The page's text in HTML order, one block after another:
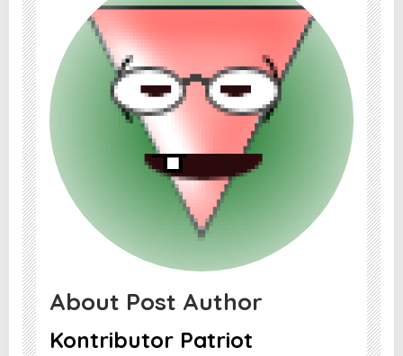
About Post Author
Kontributor Patriot